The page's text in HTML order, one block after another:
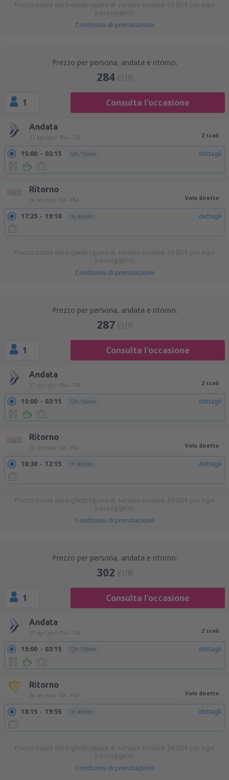
Prezzo totale dei biglietti (quote di servizio escluse: 55 EUR per ogni
passeggero)
Condizioni di prenotazione
Prezzo per persona, andata e ritorno:
284 EUR
1 Consulta l'occasione
Andata
27 ago (gio) PSA - TIA 2 scali
15:00 03:15 12h 15min dettagli
Ritorno
26 set (sab) TIA - PSA Volo diretto
17:25 19:10 1h 45min dettagli
Prezzo totale dei biglietti (quote di servizio escluse: 56 EUR per ogni
passeggero)
Condizioni di prenotazione
Prezzo per persona, andata e ritorno:
287 EUR
1 Consulta l'occasione
Andata
27 ago (gio) PSA - TIA 2 scali
15:00 03:15 12h 15min dettagli
Ritorno
26 set (sab) TIA - PSA Volo diretto
10:30 12:15 1h 45min dettagli
Prezzo totale dei biglietti (quote di servizio escluse: 56 EUR per ogni
passeggero)
Condizioni di prenotazione
Prezzo per persona, andata e ritorno:
302 EUR
1 Consulta l'occasione
Andata
27 ago (gio) PSA - TIA 2 scali
15:00 03:15 12h 15min dettagli
Ritorno
26 set (sab) TIA - PSA Volo diretto
18:15 19:55 1h 40min dettagli
Prezzo totale dei biglietti (quote di servizio escluse: 56 EUR per ogni
passeggero)
Condizioni di prenotazione